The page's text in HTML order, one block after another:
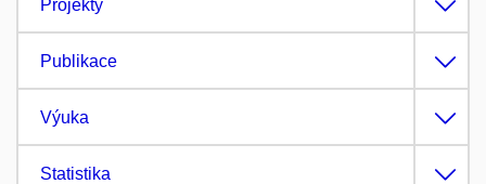
Projekty
Publikace
Výuka
Statistika